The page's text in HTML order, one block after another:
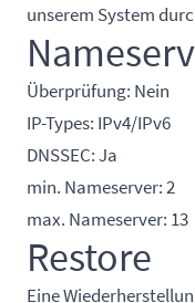
unserem System
Überprüfung: Nein
IP-Types: IPv4/IPv6
DNSSEC: Ja
min. Nameserver: 2
max. Nameserver: 13
Restore
Eine